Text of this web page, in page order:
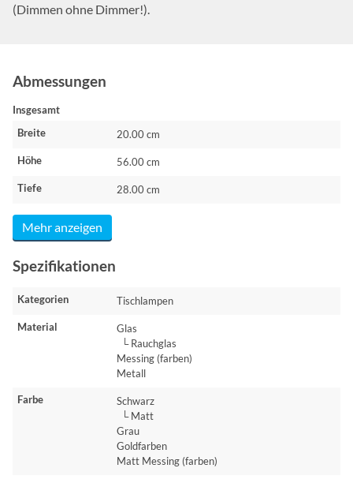
(Dimmen ohne Dimmer!).
Abmessungen
Insgesamt
Breite
20.00 cm
Höhe 56.00 cm
Tiefe 28.00 cm
Mehr anzeigen
Spezifikationen
Kategorien Tischlampen
Material
Glas
└ Rauchglas
Messing (farben)
Metall
Farbe
Schwarz
└ Matt
Grau
Goldfarben
Matt Messing (farben)